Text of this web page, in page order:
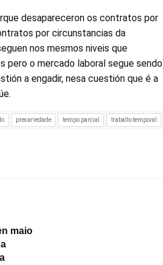
desapareceron os contratos por
por circunstancias da
nos mesmos niveis que
pero o mercado laboral segue sendo
a engadir, nesa cuestión que é a
precariedade tempo parcial traballo temporal
maio